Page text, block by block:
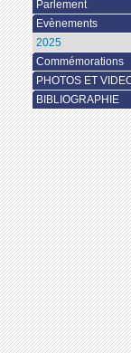
Parlement
Evènements
2025
Commémorations
PHOTOS ET
BIBLIOGRAPHIE